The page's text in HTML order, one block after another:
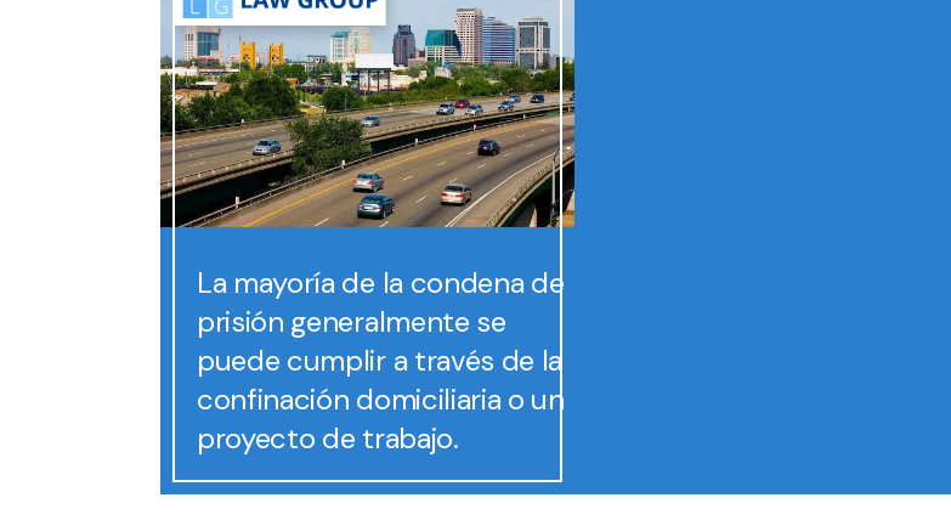
La mayoría de la condena de
prisión generalmente se
puede cumplir a través de la
confinación domiciliaria o un
proyecto de trabajo.